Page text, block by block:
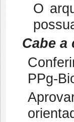
O
Cabe a
PPg-